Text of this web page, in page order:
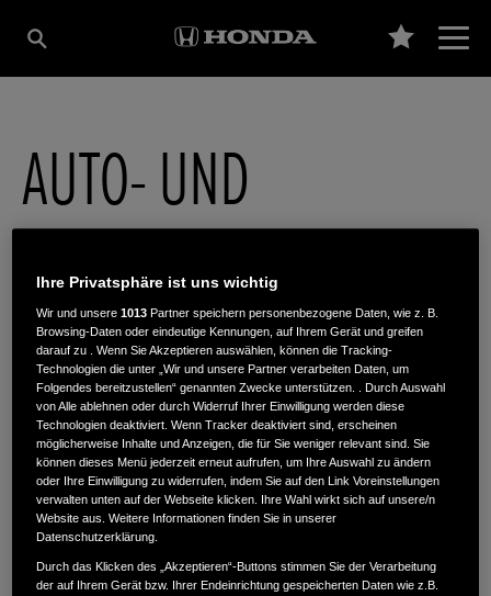
AUTO- UND
MOTORRADHAUS
EICHHORN GMBH
Max-Planck-Str. 2,06667,Weißenfels
ROUTENPLANUNG
WEBSITE
Ihre Privatsphäre ist uns wichtig
Wir und unsere1013 Partner speichern personenbezogene Daten, wie z. B.
Browsing-Daten oder eindeutige Kennungen, auf Ihrem Gerät und greifen
darauf zu . Wenn Sie Akzeptieren auswählen, können die Tracking-
Technologien die unter „Wir und unsere Partner verarbeiten Daten, um
Folgendes bereitzustellen“ genannten Zwecke unterstützen. . Durch Auswahl
von Alle ablehnen oder durch Widerruf Ihrer Einwilligung werden diese
Technologien deaktiviert. Wenn Tracker deaktiviert sind, erscheinen
möglicherweise Inhalte und Anzeigen, die für Sie weniger relevant sind. Sie
können dieses Menü jederzeit erneut aufrufen, um Ihre Auswahl zu ändern
oder Ihre Einwilligung zu widerrufen, indem Sie auf den Link Voreinstellungen
verwalten unten auf der Webseite klicken. Ihre Wahl wirkt sich auf unsere/n
Website aus. Weitere Informationen finden Sie in unserer
Datenschutzerklärung.
Durch das Klicken des „Akzeptieren“-Buttons stimmen Sie der Verarbeitung
der auf Ihrem Gerät bzw. Ihrer Endeinrichtung gespeicherten Daten wie z.B.